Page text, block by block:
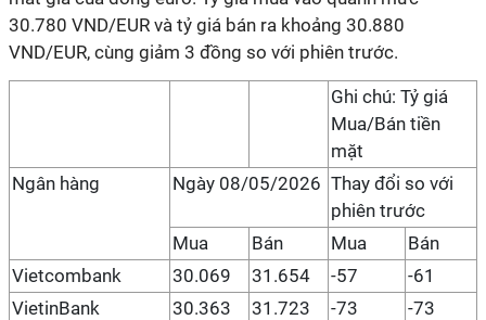
30.780 VND/EUR và tỷ giá bán ra khoảng 30.880
VND/EUR, cùng giảm 3 đồng so với phiên trước.
Ghi chú: Tỷ giá
Mua/Bán tiền
mặt
Ngân hàng
Ngày 08/05/2026 Thay đổi so với
phiên trước
Mua
Bán Mua
Bán
Vietcombank
30.069 31.654 -57
-61
VietinBank
30.363 31.723 -73
-73